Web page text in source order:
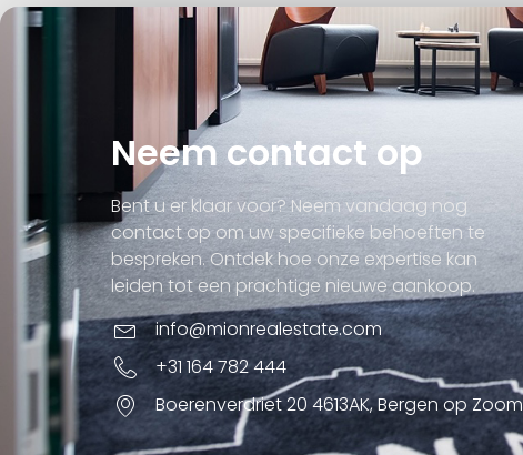
Neem contact op
Bent u er klaar voor? Neem vandaag nog
contact op om uw specifieke behoeften te
bespreken. Ontdek hoe onze expertise kan
leiden tot een prachtige nieuwe aankoop.
info@mionrealestate.com
+31 164 782 444
Boerenverdriet 20 4613AK, Bergen op Zoom